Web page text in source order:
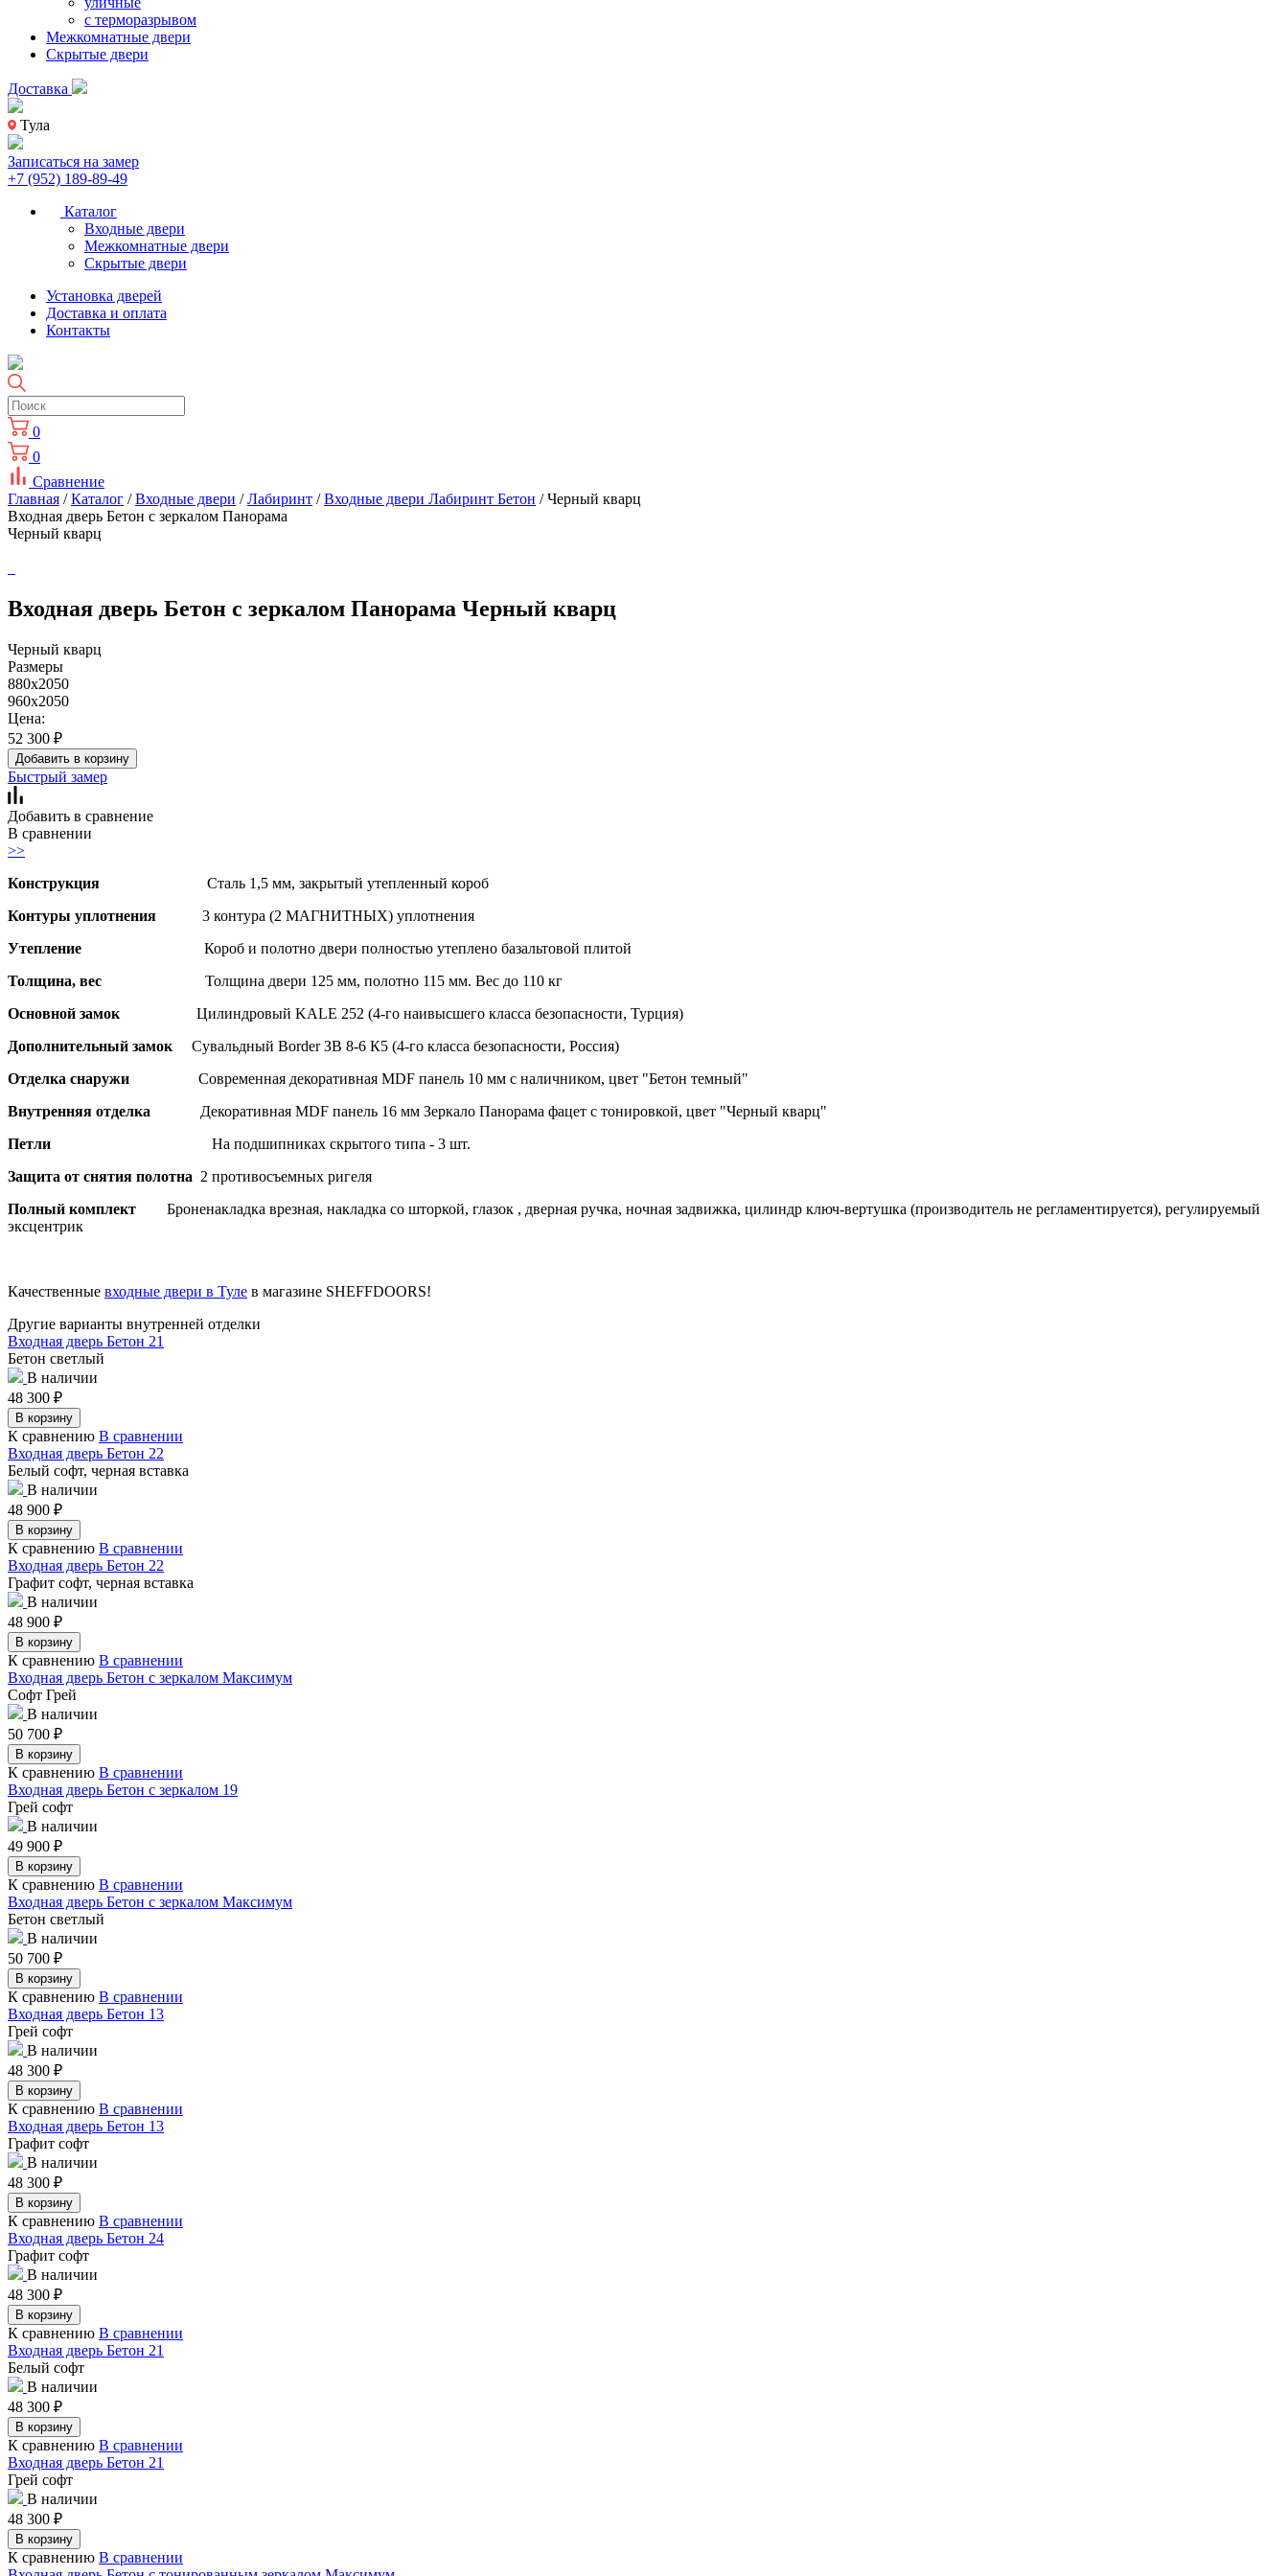
с терморазрывом
Межкомнатные двери
Скрытые двери
Доставка
Тула
Записаться на замер
+7 (952) 189-89-49
Каталог
Входные двери
Межкомнатные двери
Скрытые двери
Установка дверей
Доставка и оплата
Контакты
0
0
Сравнение
Главная /Каталог /Входные двери /Лабиринт /Входные двери Лабиринт Бетон / Черный кварц
Входная дверь Бетон с зеркалом Панорама
Черный кварц
Входная дверь Бетон с зеркалом Панорама Черный кварц
Черный кварц
Размеры
880x2050
960x2050
Цена:
52 300 ₽
Добавить в корзину
Быстрый замер
Добавить в сравнение
В сравнении
>>
Конструкция Сталь 1,5 мм, закрытый утепленный короб
Контуры уплотнения 3 контура (2 МАГНИТНЫХ) уплотнения
Утепление Короб и полотно двери полностью утеплено базальтовой плитой
Толщина, вес Толщина двери 125 мм, полотно 115 мм. Вес до 110 кг
Основной замок Цилиндровый KALE 252 (4-го наивысшего класса безопасности, Турция)
Дополнительный замок Сувальдный Border ЗВ 8-6 К5 (4-го класса безопасности, Россия)
Отделка снаружи Современная декоративная MDF панель 10 мм с наличником, цвет "Бетон темный"
Внутренняя отделка Декоративная MDF панель 16 мм Зеркало Панорама фацет с тонировкой, цвет "Черный кварц"
Петли На подшипниках скрытого типа - 3 шт.
Защита от снятия полотна 2 противосъемных ригеля
Полный комплект Броненакладка врезная, накладка со шторкой, глазок , дверная ручка, ночная задвижка, цилиндр ключ-вертушка (производитель не регламентируется), регулируемый
эксцентрик
Качественные входные двери в Туле в магазине SHEFFDOORS!
Другие варианты внутренней отделки
Входная дверь Бетон 21
Бетон светлый
В наличии
48 300 ₽
В корзину
К сравнению В сравнении
Входная дверь Бетон 22
Белый софт, черная вставка
В наличии
48 900 ₽
В корзину
К сравнению В сравнении
Входная дверь Бетон 22
Графит софт, черная вставка
В наличии
48 900 ₽
В корзину
К сравнению В сравнении
Входная дверь Бетон с зеркалом Максимум
Софт Грей
В наличии
50 700 ₽
В корзину
К сравнению В сравнении
Входная дверь Бетон с зеркалом 19
Грей софт
В наличии
49 900 ₽
В корзину
К сравнению В сравнении
Входная дверь Бетон с зеркалом Максимум
Бетон светлый
В наличии
50 700 ₽
В корзину
К сравнению В сравнении
Входная дверь Бетон 13
Грей софт
В наличии
48 300 ₽
В корзину
К сравнению В сравнении
Входная дверь Бетон 13
Графит софт
В наличии
48 300 ₽
В корзину
К сравнению В сравнении
Входная дверь Бетон 24
Графит софт
В наличии
48 300 ₽
В корзину
К сравнению В сравнении
Входная дверь Бетон 21
Белый софт
В наличии
48 300 ₽
В корзину
К сравнению В сравнении
Входная дверь Бетон 21
Грей софт
В наличии
48 300 ₽
В корзину
К сравнению В сравнении